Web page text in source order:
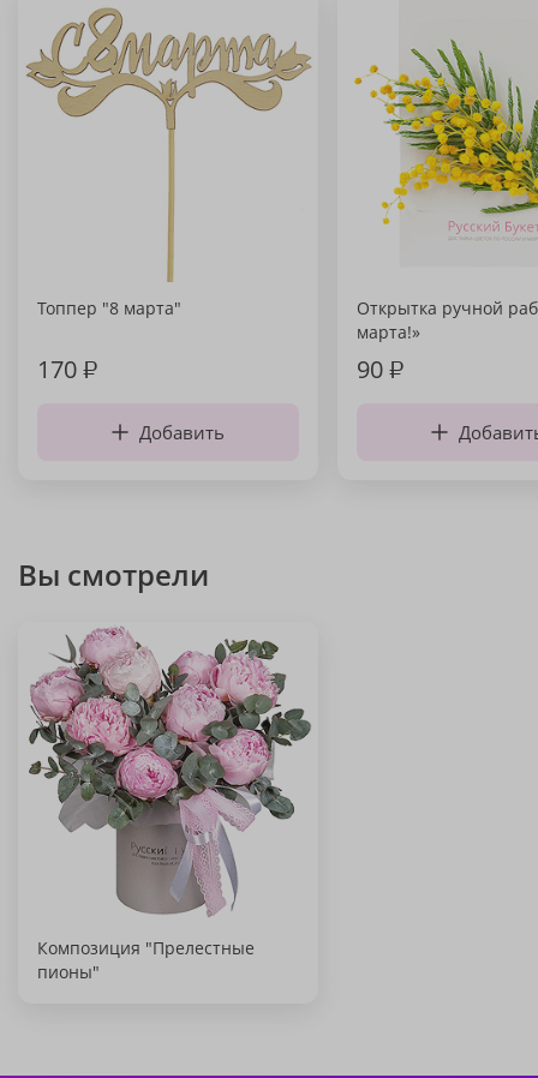
Топпер "8 марта"
170₽
Добавить
Открытка ручной
марта!»
90₽
Вы смотрели
Композиция "Прелестные
пионы"